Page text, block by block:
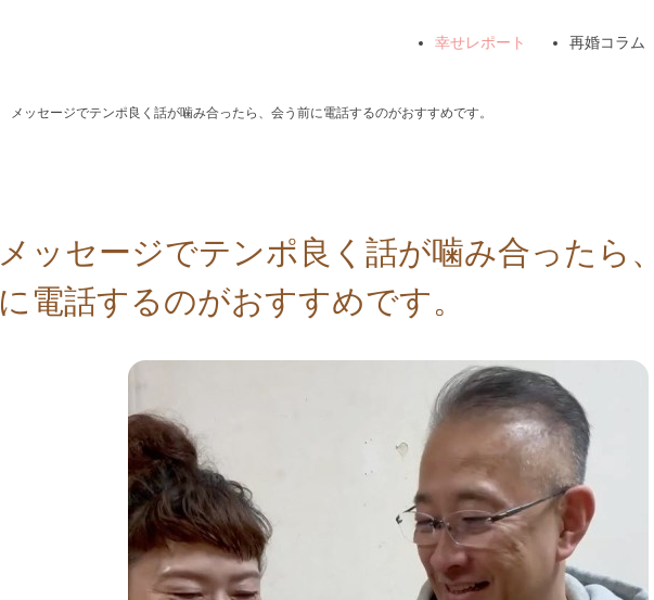
幸せレポート 再婚コラム
メッセージでテンポ良く話が噛み合ったら、会う前に電話するのがおすすめです。
メッセージでテンポ良く話が噛み合ったら
に電話するのがおすすめです。